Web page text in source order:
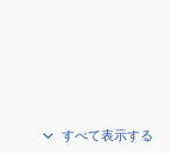
すべて表示する